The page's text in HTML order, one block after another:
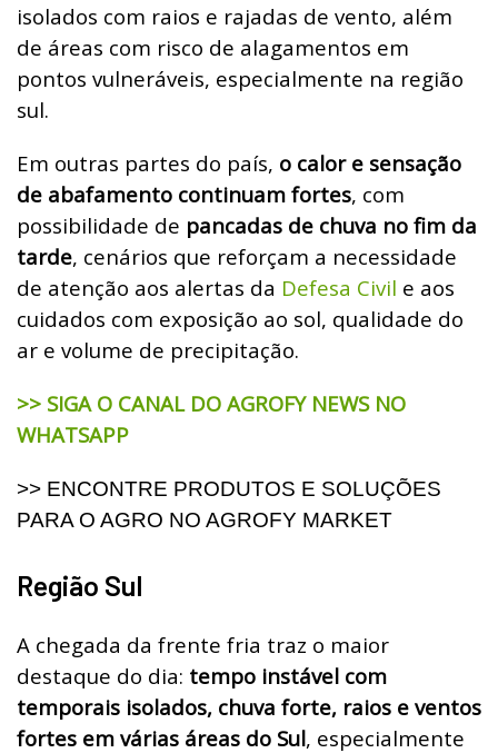
isolados com raios e rajadas de vento, além
de áreas com risco de alagamentos em
pontos vulneráveis, especialmente na região
sul.
Em outras partes do país, o calor e sensação
de abafamento continuam fortes, com
possibilidade de pancadas de chuva no fim da
tarde, cenários que reforçam a necessidade
de atenção aos alertas da Defesa Civil e aos
cuidados com exposição ao sol, qualidade do
ar e volume de precipitação.
>> SIGA O CANAL DO AGROFY NEWS NO
WHATSAPP
>> ENCONTRE PRODUTOS E SOLUÇÕES
PARA O AGRO NO AGROFY MARKET
Região Sul
A chegada da frente fria traz o maior
destaque do dia: tempo instável com
temporais isolados, chuva forte, raios e ventos
fortes em várias áreas do Sul, especialmente